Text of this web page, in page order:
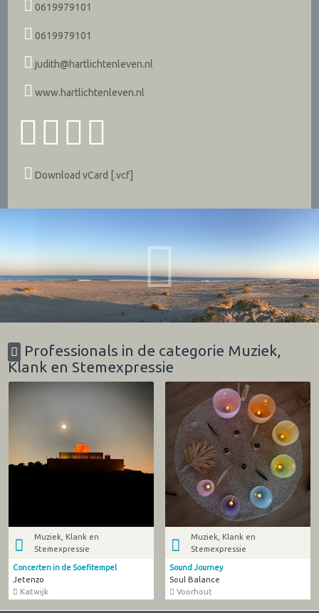
0619979101
0619979101
judith@hartlichtenleven.nl
www.hartlichtenleven.nl
Download vCard [.vcf]
Professionals in de categorie Muziek,
Klank en Stemexpressie
Muziek, Klank en
Stemexpressie
Concerten in de Soefitempel
Jetenzo
Katwijk
Muziek, Klank en
Stemexpressie
Sound Journey
Soul Balance
Voorhout